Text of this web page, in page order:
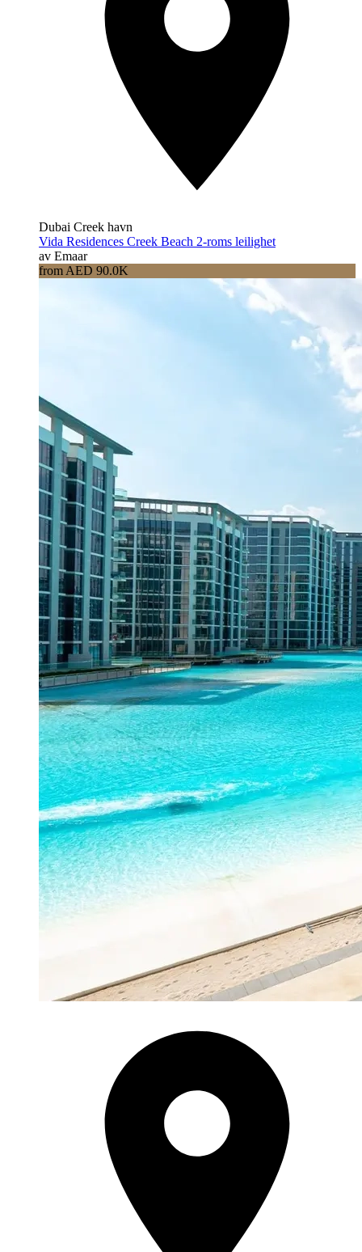
Dubai Creek havn
Vida Residences Creek Beach 2-roms leilighet
av Emaar
from AED 90.0K